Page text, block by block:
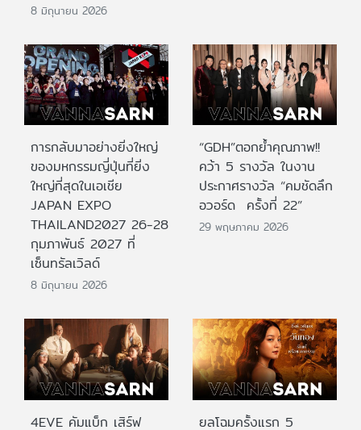
8 มิถุนายน 2026
การกลับมาอย่างยิ่งใหญ่
ของมหกรรมญี่ปุ่นที่ยิ่ง
ใหญ่ที่สุดในเอเชีย
JAPAN EXPO
THAILAND2027 26-28
กุมภาพันธ์ 2027 ที่
เซ็นทรัลเวิลด์
8 มิถุนายน 2026
“GDH”ตอกย้ำคุณภาพ!!
คว้า 5 รางวัล ในงาน
ประกาศรางวัล “คมชัดลึก
อวอร์ด ครั้งที่ 22”
29 พฤษภาคม 2026
4EVE คัมแบ็ก เสิร์ฟ ยลโฉมครั้งแรก 5